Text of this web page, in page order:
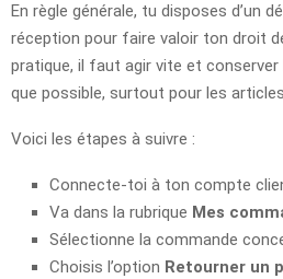
En règle générale, tu disposes d’un
réception pour faire valoir ton droit
pratique, il faut agir vite et conserver
que possible, surtout pour les
Voici les étapes à suivre :
Connecte-toi à ton compte
Va dans la rubrique Mes
Sélectionne la commande
Choisis l’option Retourner un